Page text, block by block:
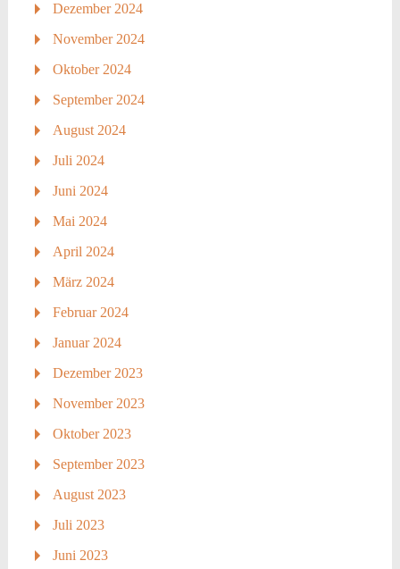
Dezember 2024
November 2024
Oktober 2024
September 2024
August 2024
Juli 2024
Juni 2024
Mai 2024
April 2024
März 2024
Februar 2024
Januar 2024
Dezember 2023
November 2023
Oktober 2023
September 2023
August 2023
Juli 2023
Juni 2023